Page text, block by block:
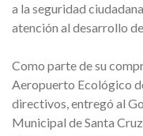
a la seguridad
atención al desarrollo
Como parte de su
Aeropuerto Ecológico
directivos, entregó al
Municipal de Santa